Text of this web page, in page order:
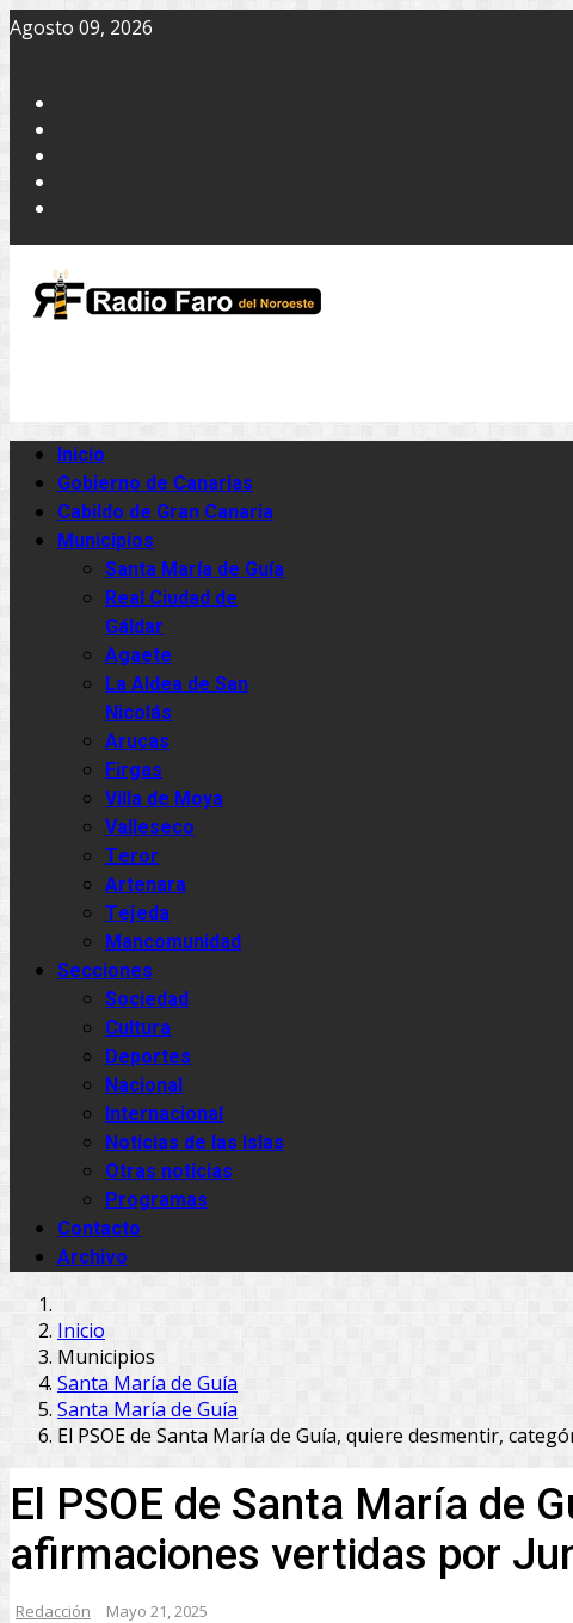
Agosto 09, 2026
Inicio
Gobierno de Canarias
Cabildo de Gran Canaria
Municipios
Santa María de Guía
Real Ciudad de
Gáldar
Agaete
La Aldea de San
Nicolás
Arucas
Firgas
Villa de Moya
Valleseco
Teror
Artenara
Tejeda
Mancomunidad
Secciones
Sociedad
Cultura
Deportes
Nacional
Internacional
Noticias de las Islas
Otras noticias
Programas
Contacto
Archivo
Inicio
Municipios
Santa María de Guía
Santa María de Guía
El PSOE de Santa María de Guía, quiere desmentir,
El PSOE de Santa María de
afirmaciones vertidas por
Redacción Mayo 21, 2025